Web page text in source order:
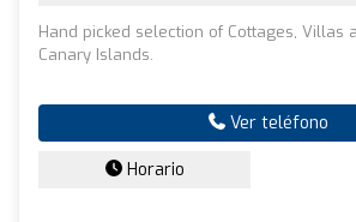
Hand picked selection of Cottages, Villas
Canary Islands.
Ver teléfono
Horario